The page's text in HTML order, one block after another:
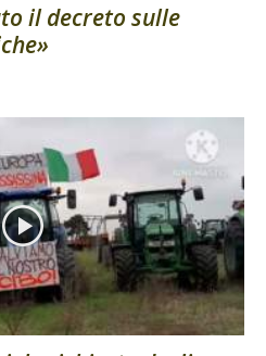
il decreto sulle